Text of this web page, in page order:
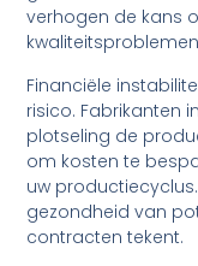
verhogen de kans
Financiële
risico. Fabrikanten
plotseling de
om kosten te
uw
gezondheid van
contracten tekent.